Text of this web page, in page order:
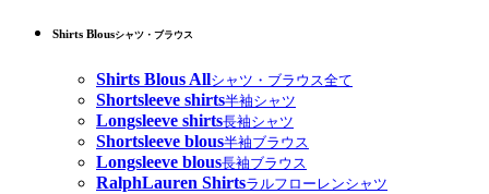
Shirts Blousシャツ・ブラウス
Shirts Blous Allシャツ・ブラウス全て
Shortsleeve shirts半袖シャツ
Longsleeve shirts長袖シャツ
Shortsleeve blous半袖ブラウス
Longsleeve blous長袖ブラウス
RalphLauren Shirtsラルフローレンシャツ